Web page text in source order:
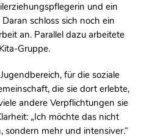
und ein
schloss sich noch ein
an. Parallel dazu arbeitete
Gruppe.
für die soziale
die sie dort erlebte,
andere Verpflichtungen sie
„Ich möchte das nicht
mehr und intensiver.“